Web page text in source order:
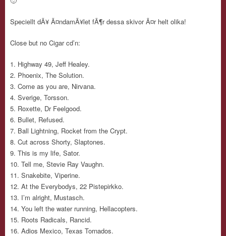
Speciellt dÃ¥ Ã¤ndamÃ¥let fÃ¶r dessa skivor Ã¤r helt olika!
Close but no Cigar cd’n:
Highway 49, Jeff Healey.
Phoenix, The Solution.
Come as you are, Nirvana.
Sverige, Torsson.
Roxette, Dr Feelgood.
Bullet, Refused.
Ball Lightning, Rocket from the Crypt.
Cut across Shorty, Slaptones.
This is my life, Sator.
Tell me, Stevie Ray Vaughn.
Snakebite, Viperine.
At the Everybodys, 22 Pistepirkko.
I’m alright, Mustasch.
You left the water running, Hellacopters.
Roots Radicals, Rancid.
Adios Mexico, Texas Tornados.